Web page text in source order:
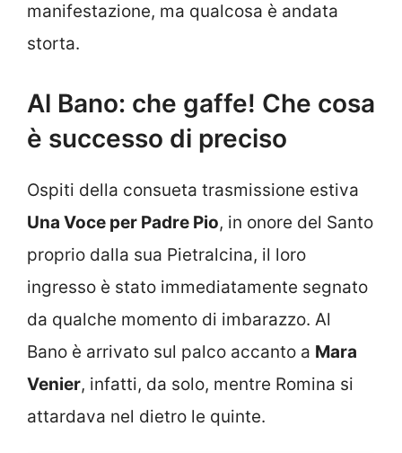
manifestazione, ma qualcosa è andata
storta.
Al Bano: che gaffe! Che cosa
è successo di preciso
Ospiti della consueta trasmissione estiva
Una Voce per Padre Pio, in onore del Santo
proprio dalla sua Pietralcina, il loro
ingresso è stato immediatamente segnato
da qualche momento di imbarazzo. Al
Bano è arrivato sul palco accanto a Mara
Venier, infatti, da solo, mentre Romina si
attardava nel dietro le quinte.